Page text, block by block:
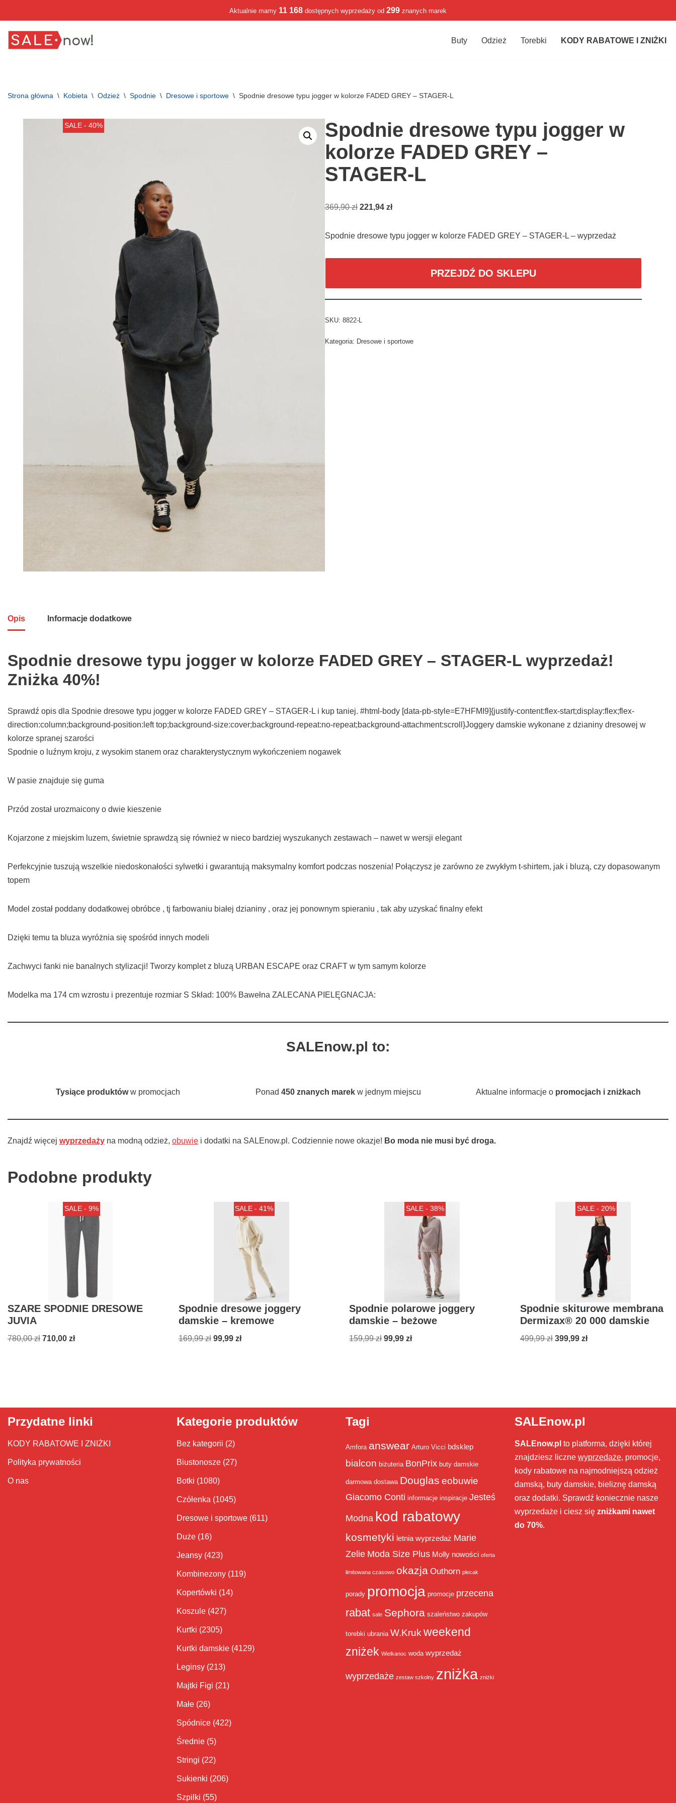
do
Aktualnie mamy 11 168 dostępnych wyprzedaży od 299 znanych marek
Buty Odzież Torebki KODY RABATOWE I ZNIŻKI
Strona główna \ Kobieta \ Odzież \ Spodnie \ Dresowe i sportowe \ Spodnie dresowe typu jogger w kolorze FADED GREY – STAGER-L
SALE - 40%
Spodnie dresowe typu jogger w
kolorze FADED GREY –
STAGER-L
369,90zł 221,94 zł
Spodnie dresowe typu jogger w kolorze FADED GREY – STAGER-L – wyprzedaż
PRZEJDŹ DO SKLEPU
SKU: 8822-L
Kategoria: Dresowe i sportowe
Opis Informacje dodatkowe
Spodnie dresowe typu jogger w kolorze FADED GREY – STAGER-L wyprzedaż!
Zniżka 40%!
Sprawdź opis dla Spodnie dresowe typu jogger w kolorze FADED GREY – STAGER-L i kup taniej. #html-body [data-pb-style=E7HFMI9]{justify-content:flex-start;display:flex;flex-
direction:column;background-position:left top;background-size:cover;background-repeat:no-repeat;background-attachment:scroll}Joggery damskie wykonane z dzianiny dresowej w
kolorze spranej szarości
Spodnie o luźnym kroju, z wysokim stanem oraz charakterystycznym wykończeniem nogawek
W pasie znajduje się guma
Przód został urozmaicony o dwie kieszenie
Kojarzone z miejskim luzem, świetnie sprawdzą się również w nieco bardziej wyszukanych zestawach – nawet w wersji elegant
Perfekcyjnie tuszują wszelkie niedoskonałości sylwetki i gwarantują maksymalny komfort podczas noszenia! Połączysz je zarówno ze zwykłym t-shirtem, jak i bluzą, czy dopasowanym
topem
Model został poddany dodatkowej obróbce , tj farbowaniu białej dzianiny , oraz jej ponownym spieraniu , tak aby uzyskać finalny efekt
Dzięki temu ta bluza wyróżnia się spośród innych modeli
Zachwyci fanki nie banalnych stylizacji! Tworzy komplet z bluzą URBAN ESCAPE oraz CRAFT w tym samym kolorze
Modelka ma 174 cm wzrostu i prezentuje rozmiar S Skład: 100% Bawełna ZALECANA PIELĘGNACJA:
SALEnow.pl to:
Tysiące produktóww promocjach Ponad 450 znanych marekw jednym miejscu Aktualne informacje o promocjach i zniżkach
Znajdź więcej wyprzedaży na modną odzież, obuwie i dodatki na SALEnow.pl. Codziennie nowe okazje! Bo moda nie musi być droga.
Podobne produkty
SALE - 9%
SZARE SPODNIE DRESOWE
JUVIA
780,00zł 710,00 zł
SALE - 41%
Spodnie dresowe joggery
damskie – kremowe
169,99zł 99,99 zł
SALE - 38%
Spodnie polarowe joggery
damskie – beżowe
159,99zł 99,99zł
SALE - 20%
Spodnie skiturowe membrana
Dermizax® 20 000 damskie
499,99zł 399,99 zł
Przydatne linki
KODY RABATOWE I ZNIŻKI
Polityka prywatności
O nas
Kategorie produktów
Bez kategorii (2)
Biustonosze (27)
Botki (1080)
Czółenka (1045)
Dresowe i sportowe (611)
Duże (16)
Jeansy (423)
Kombinezony (119)
Kopertówki (14)
Koszule (427)
Kurtki (2305)
Kurtki damskie (4129)
Leginsy (213)
Majtki Figi (21)
Małe (26)
Spódnice (422)
Średnie (5)
Stringi (22)
Sukienki (206)
Szpilki (55)
Tagi
Amfora answear Arturo Vicci bdsklep
bialcon biżuteria BonPrix buty damskie
darmowa dostawa Douglas eobuwie
Giacomo Conti informacje inspiracje Jesteś
Modna kod rabatowy
kosmetyki letnia wyprzedaż Marie
Zelie Moda Size Plus Molly nowości oferta
limitowana czasowo okazja Outhorn plecak
porady promocja promocje przecena
rabat sale Sephora szaleństwo zakupów
torebki ubrania W.Kruk weekend
zniżek Wielkanoc woda wyprzedaż
wyprzedaże zestaw szkolny zniżka zniżki
SALEnow.pl
SALEnow.pl to platforma, dzięki której
znajdziesz liczne wyprzedaże, promocje,
kody rabatowe na najmodniejszą odzież
damską, buty damskie, bieliznę damską
oraz dodatki. Sprawdź koniecznie nasze
wyprzedaże i ciesz się zniżkami nawet
do 70%.